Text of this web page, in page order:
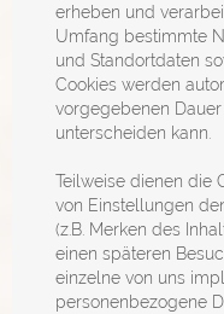
erheben und
Umfang bestimmte
und Standortdaten
Cookies werden
vorgegebenen
unterscheiden kann.
Teilweise dienen die
von Einstellungen
(z.B. Merken des
einen späteren
einzelne von uns
personenbezogene